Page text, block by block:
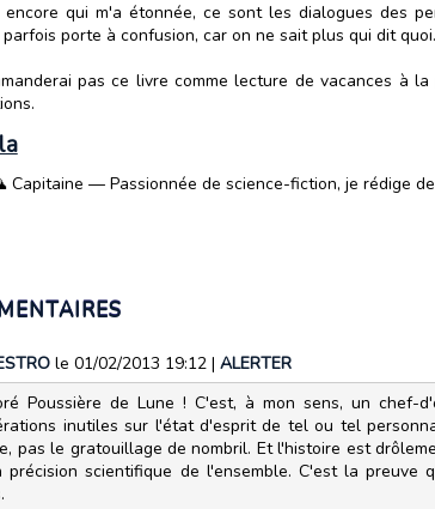
qui m'a étonnée, ce sont les dialogues des
porte à confusion, car on ne sait plus qui dit quoi.
pas ce livre comme lecture de vacances à
Capitaine — Passionnée de science-fiction, je rédige
le 01/02/2013 19:12 | ALERTER
Poussière de Lune ! C'est, à mon sens, un
inutiles sur l'état d'esprit de tel ou tel
pas le gratouillage de nombril. Et l'histoire est
précision scientifique de l'ensemble. C'est la